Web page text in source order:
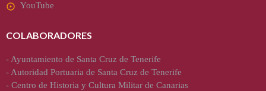
YouTube
COLABORADORES
-Ayuntamiento de Santa Cruz de Tenerife
-Autoridad Portuaria de Santa Cruz de Tenerife
- Centro de Historia y Cultura Militar de Canarias